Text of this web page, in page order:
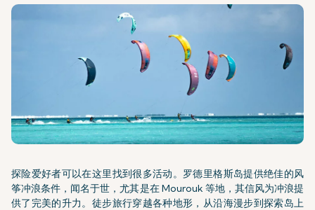
探险爱好者可以在这里找到很多活动。罗德里格斯岛提供绝佳的风
筝冲浪条件，闻名于世，尤其是在 Mourouk 等地，其信风为冲浪提
供了完美的升力。徒步旅行穿越各种地形，从沿海漫步到探索岛上